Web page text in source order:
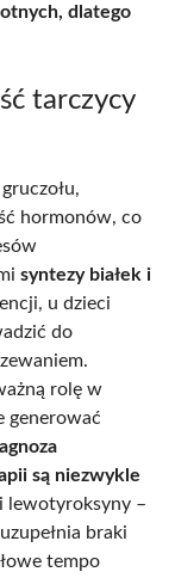
dlatego
tarczycy
hormonów, co
syntezy białek i
u dzieci
do
rolę w
generować
są niezwykle
lewotyroksyny –
braki
tempo